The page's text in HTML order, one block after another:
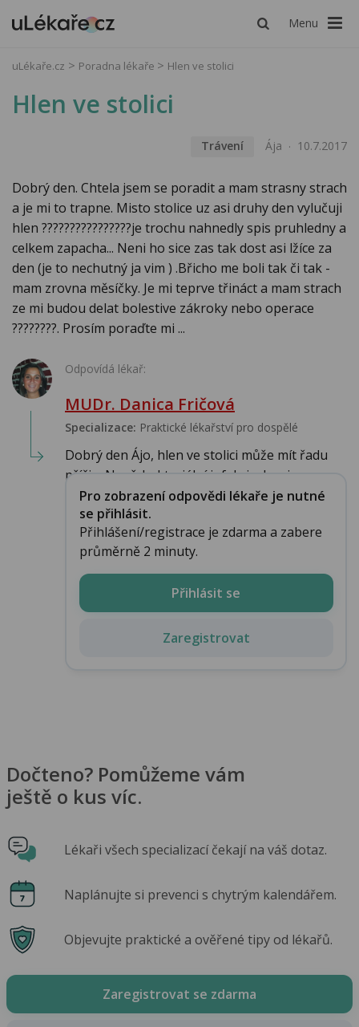
Menu
uLékaře.cz Poradna lékaře Hlen ve stolici
Hlen ve stolici
Trávení Ája 10.7.2017
Dobrý den. Chtela jsem se poradit a mam strasny strach
a je mi to trapne. Misto stolice uz asi druhy den vylučuji
hlen ????????????????je trochu nahnedly spis pruhledny a
celkem zapacha... Neni ho sice zas tak dost asi lžíce za
den (je to nechutný ja vim ) .Břicho me boli tak či tak -
mam zrovna měsíčky. Je mi teprve třináct a mam strach
ze mi budou delat bolestive zákroky nebo operace
????????. Prosím poraďte mi ...
Odpovídá lékař:
MUDr. Danica Fričová
Specializace: Praktické lékařství pro dospělé
Dobrý den Ájo, hlen ve stolici může mít řadu
příčin. Např. bakteriální infekci, alergie ...
Pro zobrazení odpovědi lékaře je nutné
se přihlásit.
Přihlášení/registrace je zdarma a zabere
průměrně 2 minuty.
Přihlásit se
Zaregistrovat
Dočteno? Pomůžeme vám
ještě o kus víc.
Lékaři všech specializací čekají na váš dotaz.
Naplánujte si prevenci s chytrým kalendářem.
Objevujte praktické a ověřené tipy od lékařů.
Zaregistrovat se zdarma